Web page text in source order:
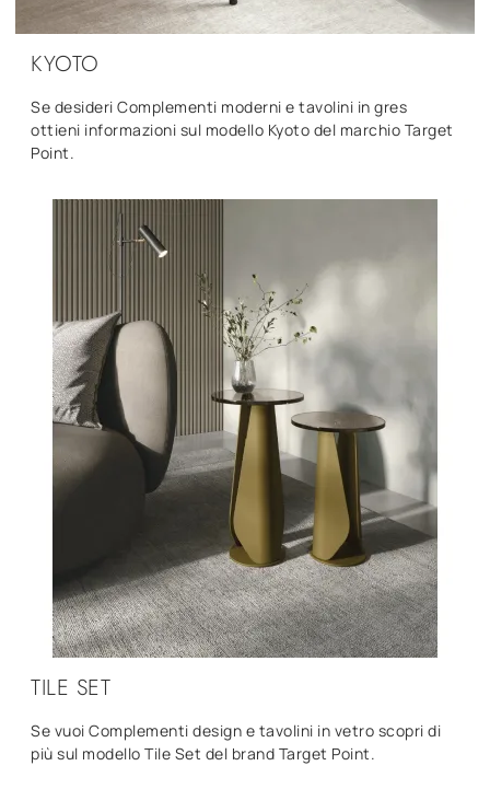
KYOTO
Se desideri Complementi moderni e tavolini in gres
ottieni informazioni sul modello Kyoto del marchio Target
Point.
TILE SET
Se vuoi Complementi design e tavolini in vetro scopri di
più sul modello Tile Set del brand Target Point.